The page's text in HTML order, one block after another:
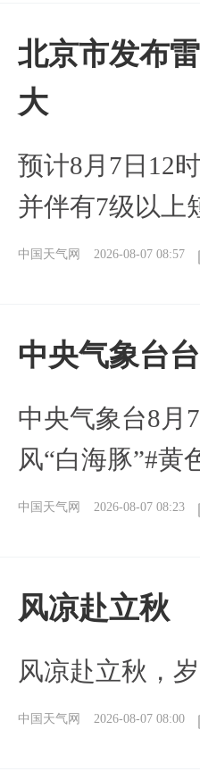
北京市发布
大
预计8月7日12
并伴有7级以上
中国天气网 2026-08-07 08:57
中央气象台
中央气象台8月
风“白海豚”#黄
中国天气网 2026-08-07 08:23
风凉赴立秋
风凉赴立秋，
中国天气网 2026-08-07 08:00